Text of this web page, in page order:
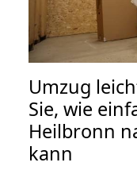
Umzug
Sie, wie
Heilbronn
kann